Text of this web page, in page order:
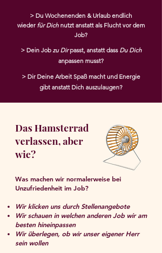
> Du Wochenenden & Urlaub endlich
wieder für Dichnutzt anstatt als Flucht vor dem
Job?
> Dein Jobzu Dirpasst, anstatt dass Du Dich
anpassen musst?
> Dir Deine Arbeit Spaß macht und Energie
gibt anstatt Dich auszulaugen?
Das Hamsterrad
verlassen, aber
wie?
Was machen wir normalerweise bei
Unzufriedenheit im Job?
Wir klicken uns durch Stellenangebote
Wir schauen in welchen anderen Job wir am
besten hineinpassen
Wir überlegen, ob wir unser eigener Herr
sein wollen